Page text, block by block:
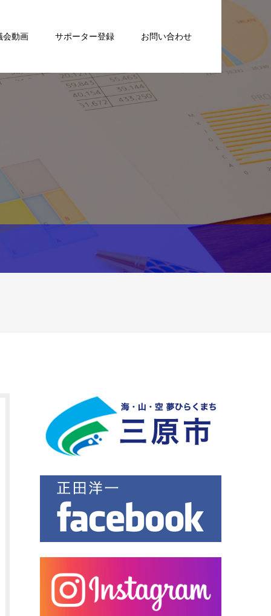
会動画 サポーター登録 お問い合わせ